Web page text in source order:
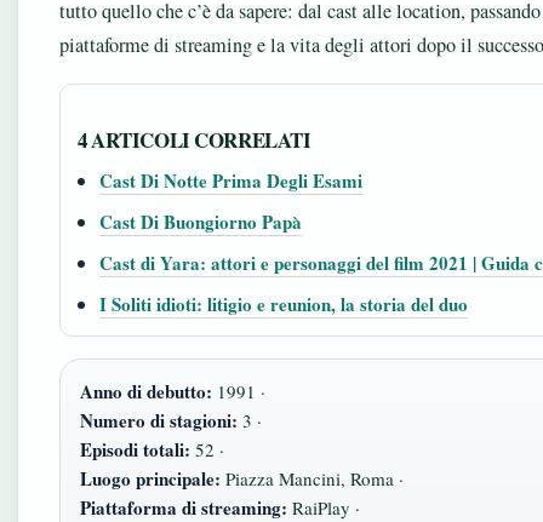
tutto quello che c’è da sapere: dal cast alle location,
piattaforme di streaming e la vita degli attori dopo il
4 ARTICOLI CORRELATI
Cast Di Notte Prima Degli Esami
Cast Di Buongiorno Papà
Cast di Yara: attori e personaggi del film 2021 | Guida
I Soliti idioti: litigio e reunion, la storia del duo
Anno di debutto: 1991 ·
Numero di stagioni: 3 ·
Episodi totali: 52 ·
Luogo principale: Piazza Mancini, Roma ·
Piattaforma di streaming: RaiPlay ·